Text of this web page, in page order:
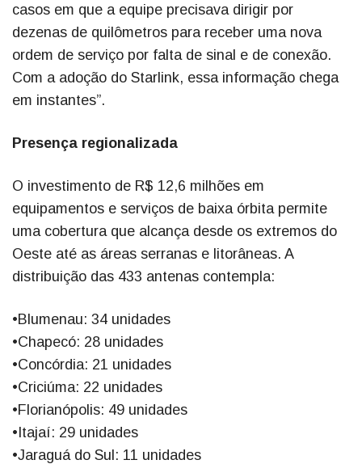
casos em que a equipe precisava dirigir por
dezenas de quilômetros para receber uma nova
ordem de serviço por falta de sinal e de conexão.
Com a adoção do Starlink, essa informação chega
em instantes”.
Presença regionalizada
O investimento de R$ 12,6 milhões em
equipamentos e serviços de baixa órbita permite
uma cobertura que alcança desde os extremos do
Oeste até as áreas serranas e litorâneas. A
distribuição das 433 antenas contempla:
•Blumenau: 34 unidades
•Chapecó: 28 unidades
•Concórdia: 21 unidades
•Criciúma: 22 unidades
•Florianópolis: 49 unidades
•Itajaí: 29 unidades
•Jaraguá do Sul: 11 unidades